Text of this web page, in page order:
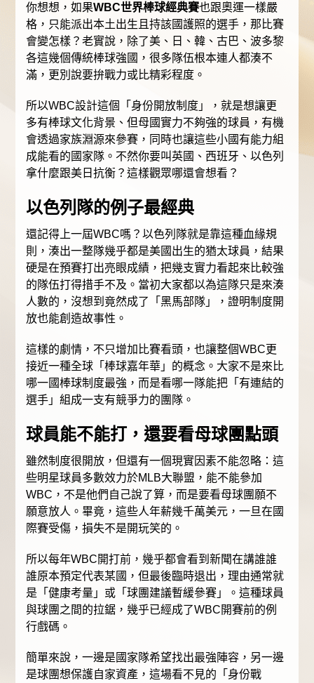
你想想，如果WBC世界棒球經典賽也跟奧運一樣嚴
格，只能派出本土出生且持該國護照的選手，那比賽
會變怎樣？老實說，除了美、日、韓、古巴、波多黎
各這幾個傳統棒球強國，很多隊伍根本連人都湊不
滿，更別說要拚戰力或比精彩程度。
所以WBC設計這個「身份開放制度」，就是想讓更
多有棒球文化背景、但母國實力不夠強的球員，有機
會透過家族淵源來參賽，同時也讓這些小國有能力組
成能看的國家隊。不然你要叫英國、西班牙、以色列
拿什麼跟美日抗衡？這樣觀眾哪還會想看？
以色列隊的例子最經典
還記得上一屆WBC嗎？以色列隊就是靠這種血緣規
則，湊出一整隊幾乎都是美國出生的猶太球員，結果
硬是在預賽打出亮眼成績，把幾支實力看起來比較強
的隊伍打得措手不及。當初大家都以為這隊只是來湊
人數的，沒想到竟然成了「黑馬部隊」，證明制度開
放也能創造故事性。
這樣的劇情，不只增加比賽看頭，也讓整個WBC更
接近一種全球「棒球嘉年華」的概念。大家不是來比
哪一國棒球制度最強，而是看哪一隊能把「有連結的
選手」組成一支有競爭力的團隊。
球員能不能打，還要看母球團點頭
雖然制度很開放，但還有一個現實因素不能忽略：這
些明星球員多數效力於MLB大聯盟，能不能參加
WBC，不是他們自己說了算，而是要看母球團願不
願意放人。畢竟，這些人年薪幾千萬美元，一旦在國
際賽受傷，損失不是開玩笑的。
所以每年WBC開打前，幾乎都會看到新聞在講誰誰
誰原本預定代表某國，但最後臨時退出，理由通常就
是「健康考量」或「球團建議暫緩參賽」。這種球員
與球團之間的拉鋸，幾乎已經成了WBC開賽前的例
行戲碼。
簡單來說，一邊是國家隊希望找出最強陣容，另一邊
是球團想保護自家資產，這場看不見的「身份戰